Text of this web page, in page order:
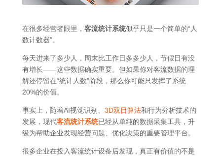
在很多经营者眼里， 客流统计系统似乎只是一个简单的“人
数计数器”。
每天进来了多少人，周末比工作日多多少人，节假日有没
有增长——这些数据确实重要。但如果你对客流数据的理
解还停留在“统计人数”阶段，那么你可能只发挥了系统
20%的价值。
事实上，随着AI视觉识别、 3D双目算法和行为分析技术的
发展，现代客流统计系统已经从单纯的数据采集工具，升
级为帮助企业发现经营问题、优化决策的重要管理平台。
很多企业在投入客流统计设备后发现，真正有价值的不是